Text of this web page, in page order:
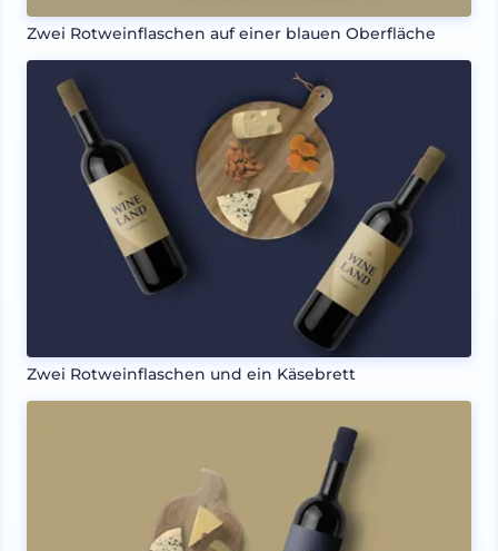
Zwei Rotweinflaschen auf einer blauen Oberfläche
Zwei Rotweinflaschen und ein Käsebrett